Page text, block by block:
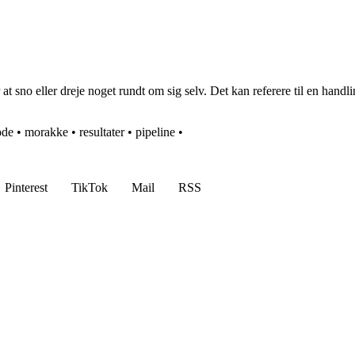
sno eller dreje noget rundt om sig selv. Det kan referere til en
• morakke • resultater• pipeline •
Pinterest TikTok Mail
RSS